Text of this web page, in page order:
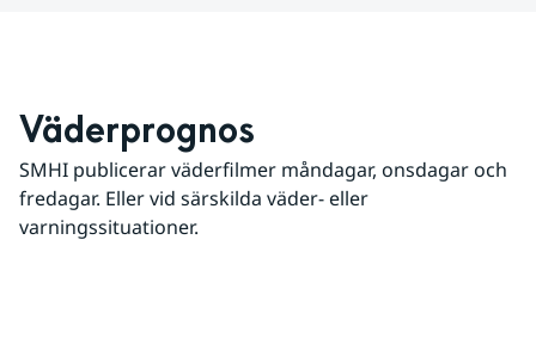
Väderprognos
SMHI publicerar väderfilmer måndagar, onsdagar och
fredagar. Eller vid särskilda väder- eller
varningssituationer.